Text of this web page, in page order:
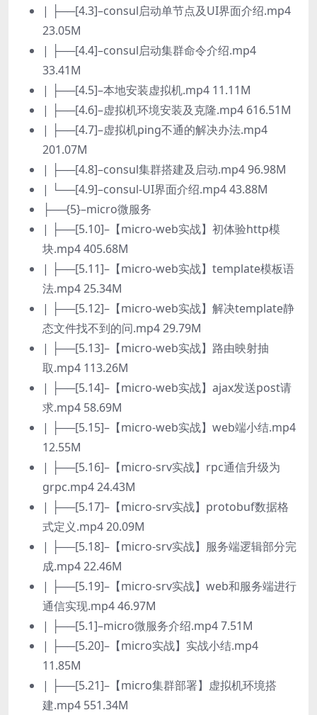
| ├──[4.3]–consul启动单节点及UI界面介绍.mp4
23.05M
| ├──[4.4]–consul启动集群命令介绍.mp4
33.41M
| ├──[4.5]–本地安装虚拟机.mp4 11.11M
| ├──[4.6]–虚拟机环境安装及克隆.mp4 616.51M
| ├──[4.7]–虚拟机ping不通的解决办法.mp4
201.07M
| ├──[4.8]–consul集群搭建及启动.mp4 96.98M
| └──[4.9]–consul-UI界面介绍.mp4 43.88M
├──{5}–micro微服务
| ├──[5.10]–【micro-web实战】初体验http模
块.mp4 405.68M
| ├──[5.11]–【micro-web实战】template模板语
法.mp4 25.34M
| ├──[5.12]–【micro-web实战】解决template静
态文件找不到的问.mp4 29.79M
| ├──[5.13]–【micro-web实战】路由映射抽
取.mp4 113.26M
| ├──[5.14]–【micro-web实战】ajax发送post请
求.mp4 58.69M
| ├──[5.15]–【micro-web实战】web端小结.mp4
12.55M
| ├──[5.16]–【micro-srv实战】rpc通信升级为
grpc.mp4 24.43M
| ├──[5.17]–【micro-srv实战】protobuf数据格
式定义.mp4 20.09M
| ├──[5.18]–【micro-srv实战】服务端逻辑部分完
成.mp4 22.46M
| ├──[5.19]–【micro-srv实战】web和服务端进行
通信实现.mp4 46.97M
| ├──[5.1]–micro微服务介绍.mp4 7.51M
| ├──[5.20]–【micro实战】实战小结.mp4
11.85M
| ├──[5.21]–【micro集群部署】虚拟机环境搭
建.mp4 551.34M